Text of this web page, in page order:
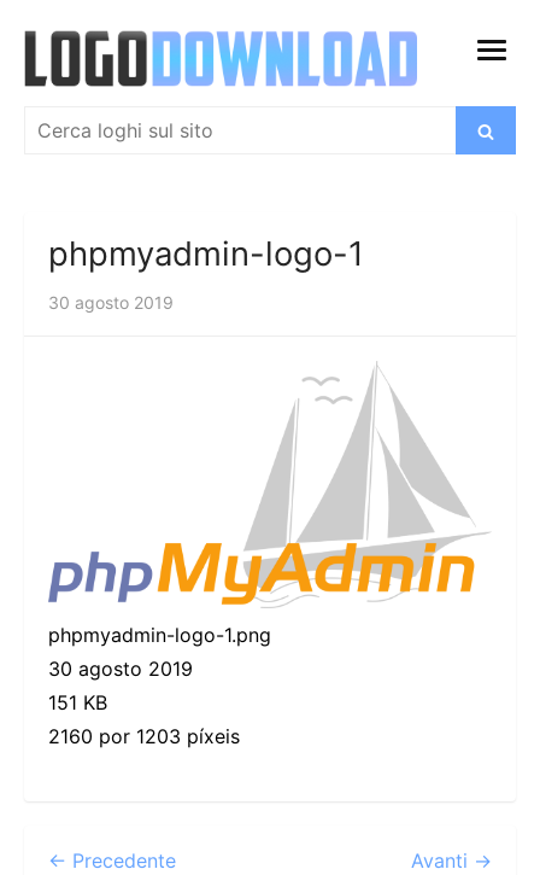
contenuto
apri
Cerca:
Cerca
phpmyadmin-logo-1
30 agosto 2019
phpmyadmin-logo-1.png
30 agosto 2019
151 KB
2160 por 1203 píxeis
← Precedente Avanti →